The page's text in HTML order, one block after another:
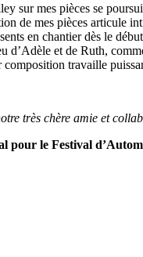
sur mes pièces se
de mes pièces articule
en chantier dès le
d’Adèle et de Ruth,
travaille
très chère amie et
pour le Festival